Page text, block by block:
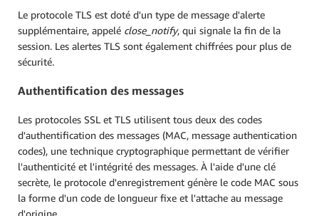
Le protocole TLS est doté d'un type de message d'alerte
supplémentaire, appelé close_notify, qui signale la fin de la
session. Les alertes TLS sont également chiffrées pour plus de
sécurité.
Authentification des messages
Les protocoles SSL et TLS utilisent tous deux des codes
d'authentification des messages (MAC, message authentication
codes), une technique cryptographique permettant de vérifier
l'authenticité et l'intégrité des messages. À l'aide d'une clé
secrète, le protocole d'enregistrement génère le code MAC sous
la forme d'un code de longueur fixe et l'attache au message
d'origine.